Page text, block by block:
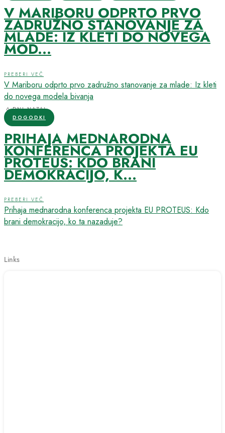
V MARIBORU ODPRTO PRVO
ZADRUŽNO STANOVANJE ZA
MLADE: IZ KLETI DO NOVEGA
MOD...
PREBERI VEČ
V Mariboru odprto prvo zadružno stanovanje za mlade: Iz kleti
do novega modela bivanja
6 DNI NAZAJ
DOGODKI
PRIHAJA MEDNARODNA
KONFERENCA PROJEKTA EU
PROTEUS: KDO BRANI
DEMOKRACIJO, K...
PREBERI VEČ
Prihaja mednarodna konferenca projekta EU PROTEUS: Kdo
brani demokracijo, ko ta nazaduje?
Links